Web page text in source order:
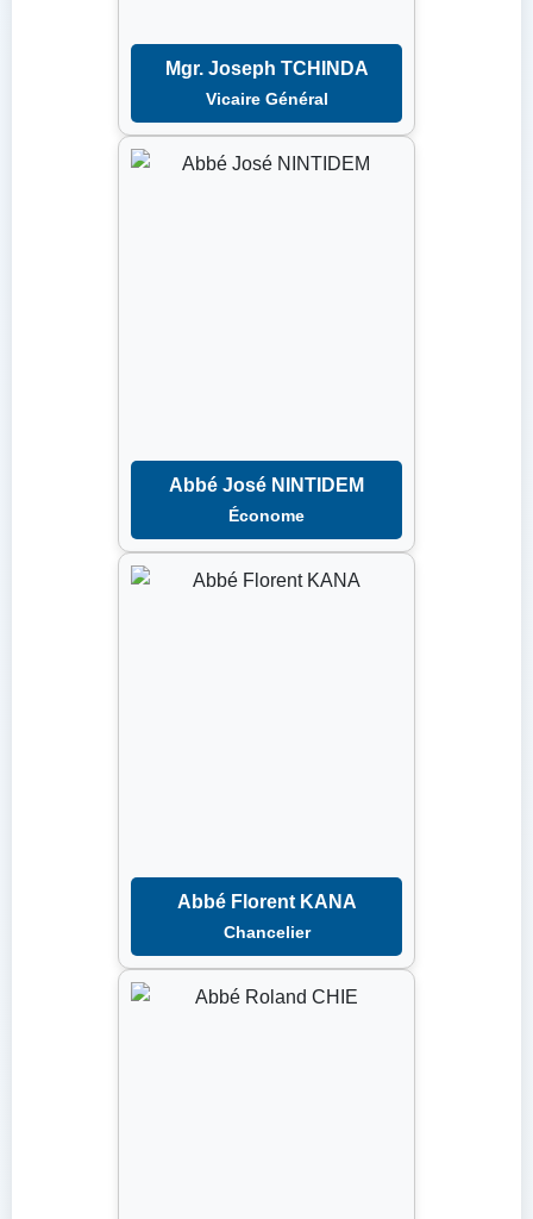
Mgr. Joseph TCHINDA
Vicaire Général
Abbé José NINTIDEM
Économe
Abbé Florent KANA
Chancelier